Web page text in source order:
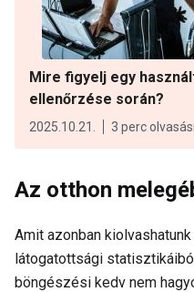
Mire figyelj egy
ellenőrzése során?
2025.10.21. 3 perc
Az otthon
Amit azonban
látogatottsági
böngészési kedv nem